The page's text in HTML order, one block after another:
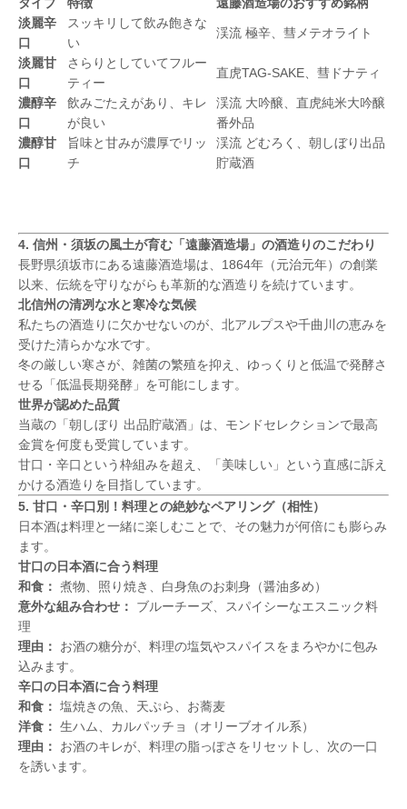
タイプ
特徴
遠藤酒造場のおすすめ銘柄
淡麗辛
口
スッキリして飲み飽きな
い
渓流 極辛、彗メテオライト
淡麗甘
口
さらりとしていてフルー
ティー
直虎TAG-SAKE、彗ドナティ
濃醇辛
口
飲みごたえがあり、キレ
が良い
渓流 大吟醸、直虎純米大吟醸
番外品
濃醇甘
口
旨味と甘みが濃厚でリッ
チ
渓流 どむろく、朝しぼり出品
貯蔵酒
4. 信州・須坂の風土が育む「遠藤酒造場」の酒造りのこだわり
長野県須坂市にある遠藤酒造場は、1864年（元治元年）の創業
以来、伝統を守りながらも革新的な酒造りを続けています。
北信州の清冽な水と寒冷な気候
私たちの酒造りに欠かせないのが、北アルプスや千曲川の恵みを
受けた清らかな水です。
冬の厳しい寒さが、雑菌の繁殖を抑え、ゆっくりと低温で発酵さ
せる「低温長期発酵」を可能にします。
世界が認めた品質
当蔵の「朝しぼり 出品貯蔵酒」は、モンドセレクションで最高
金賞を何度も受賞しています。
甘口・辛口という枠組みを超え、「美味しい」という直感に訴え
かける酒造りを目指しています。
5. 甘口・辛口別！料理との絶妙なペアリング（相性）
日本酒は料理と一緒に楽しむことで、その魅力が何倍にも膨らみ
ます。
甘口の日本酒に合う料理
和食： 煮物、照り焼き、白身魚のお刺身（醤油多め）
意外な組み合わせ：
ブルーチーズ、スパイシーなエスニック料
理
理由：
お酒の糖分が、料理の塩気やスパイスをまろやかに包み
込みます。
辛口の日本酒に合う料理
和食： 塩焼きの魚、天ぷら、お蕎麦
洋食： 生ハム、カルパッチョ（オリーブオイル系）
理由：
お酒のキレが、料理の脂っぽさをリセットし、次の一口
を誘います。